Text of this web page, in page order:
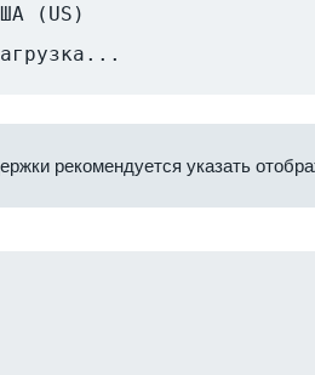
(US)
рекомендуется указать